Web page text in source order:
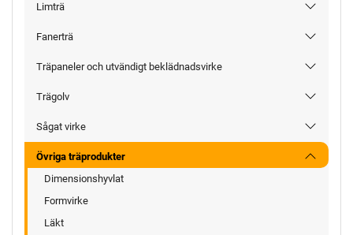
Limträ
Fanerträ
Träpaneler och utvändigt beklädnadsvirke
Trägolv
Sågat virke
Övriga träprodukter
Dimensionshyvlat
Formvirke
Läkt